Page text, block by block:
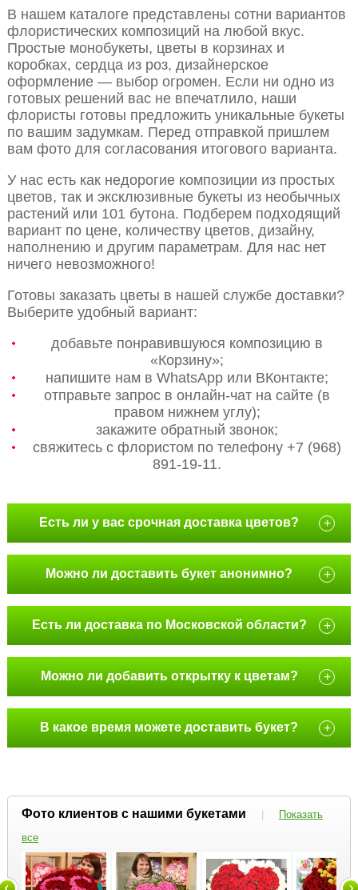
В нашем каталоге представлены сотни вариантов
флористических композиций на любой вкус.
Простые монобукеты, цветы в корзинах и
коробках, сердца из роз, дизайнерское
оформление — выбор огромен. Если ни одно из
готовых решений вас не впечатлило, наши
флористы готовы предложить уникальные букеты
по вашим задумкам. Перед отправкой пришлем
вам фото для согласования итогового варианта.
У нас есть как недорогие композиции из простых
цветов, так и эксклюзивные букеты из необычных
растений или 101 бутона. Подберем подходящий
вариант по цене, количеству цветов, дизайну,
наполнению и другим параметрам. Для нас нет
ничего невозможного!
Готовы заказать цветы в нашей службе доставки?
Выберите удобный вариант:
добавьте понравившуюся композицию в
«Корзину»;
напишите нам в WhatsApp или ВКонтакте;
отправьте запрос в онлайн-чат на сайте (в
правом нижнем углу);
закажите обратный звонок;
свяжитесь с флористом по телефону +7 (968)
891-19-11.
Есть ли у вас срочная доставка цветов? +
Можно ли доставить букет анонимно? +
Есть ли доставка по Московской области? +
Можно ли добавить открытку к цветам? +
В какое время можете доставить букет? +
Фото клиентов с нашими букетами |
Показать
все